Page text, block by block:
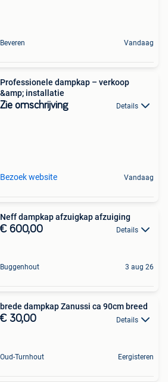
Beveren Vandaag
Professionele dampkap – verkoop
&amp; installatie
Zie omschrijving Details
Bezoek website Vandaag
Neff dampkap afzuigkap afzuiging
€ 600,00 Details
Buggenhout 3 aug 26
brede dampkap Zanussi ca 90cm breed
€ 30,00 Details
Oud-Turnhout Eergisteren